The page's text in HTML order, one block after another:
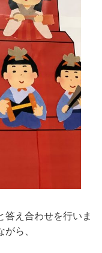
答え合わせを行いま
ら、